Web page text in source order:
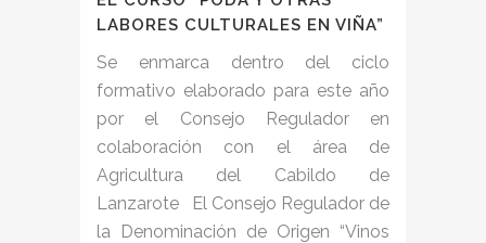
LABORES CULTURALES EN VIÑA”
Se enmarca dentro del ciclo
formativo elaborado para este año
por el Consejo Regulador en
colaboración con el área de
Agricultura del Cabildo de
Lanzarote El Consejo Regulador de
la Denominación de Origen “Vinos